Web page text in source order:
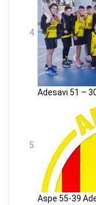
Adesavi 51 –
Aspe 55-39